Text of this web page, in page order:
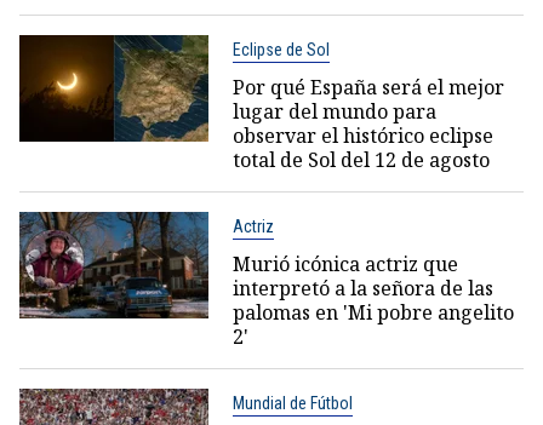
Eclipse de Sol
Por qué España será el mejor
lugar del mundo para
observar el histórico eclipse
total de Sol del 12 de agosto
Actriz
Murió icónica actriz que
interpretó a la señora de las
palomas en 'Mi pobre angelito
2'
Mundial de Fútbol